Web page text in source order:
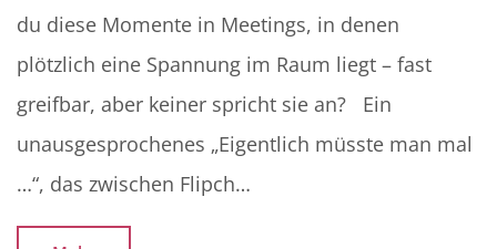
du diese Momente in Meetings, in denen
plötzlich eine Spannung im Raum liegt – fast
greifbar, aber keiner spricht sie an? Ein
unausgesprochenes „Eigentlich müsste man mal
…“, das zwischen Flipch…